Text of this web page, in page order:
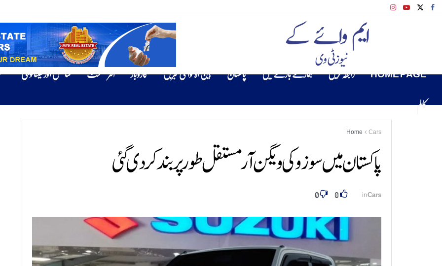
HOME PAGE رابطہ کریں ہمارے بارے میں پاکستان بین الاقوامی خبریں کاروبار انٹرٹینمنٹ سائنس اور ٹیکنالوجی
کالم
Home Cars
پاکستان میں سوزوکی ویگن آر مستقل طور پر بند کر دی گئی
inCars
0
0